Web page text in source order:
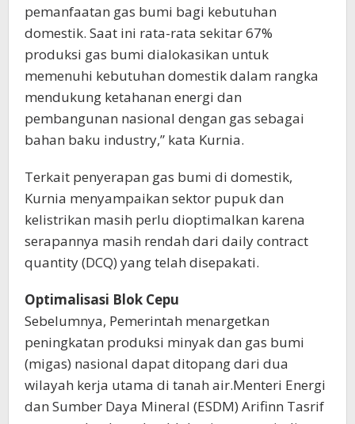
pemanfaatan gas bumi bagi kebutuhan
domestik. Saat ini rata-rata sekitar 67%
produksi gas bumi dialokasikan untuk
memenuhi kebutuhan domestik dalam rangka
mendukung ketahanan energi dan
pembangunan nasional dengan gas sebagai
bahan baku industry,” kata Kurnia.
Terkait penyerapan gas bumi di domestik,
Kurnia menyampaikan sektor pupuk dan
kelistrikan masih perlu dioptimalkan karena
serapannya masih rendah dari daily contract
quantity (DCQ) yang telah disepakati.
Optimalisasi Blok Cepu
Sebelumnya, Pemerintah menargetkan
peningkatan produksi minyak dan gas bumi
(migas) nasional dapat ditopang dari dua
wilayah kerja utama di tanah air.Menteri Energi
dan Sumber Daya Mineral (ESDM) Arifinn Tasrif